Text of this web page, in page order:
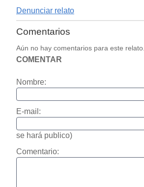
Denunciar relato
Comentarios
Aún no hay comentarios para este relato.
COMENTAR
Nombre:
E-mail:
se hará publico)
Comentario: